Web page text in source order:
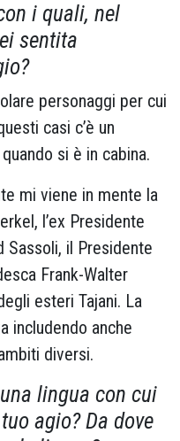
i quali, nel
sentita
personaggi per cui
casi c’è un
si è in cabina.
mi viene in mente la
l’ex Presidente
Sassoli, il Presidente
Frank-Walter
esteri Tajani. La
includendo anche
diversi.
lingua con cui
agio? Da dove